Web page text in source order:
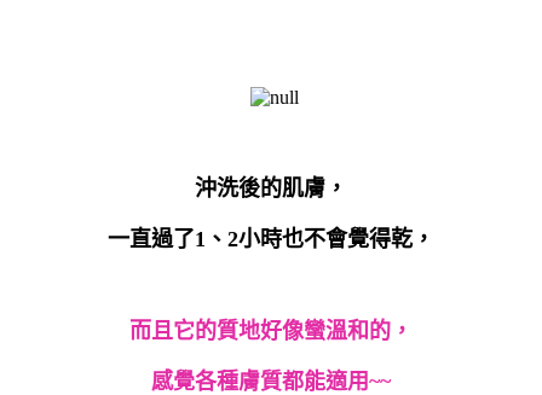
沖洗後的肌膚，
一直過了1 、 2小時也不會覺得乾，
而且它的質地好像蠻溫和的，
感覺各種膚質都能適用~~